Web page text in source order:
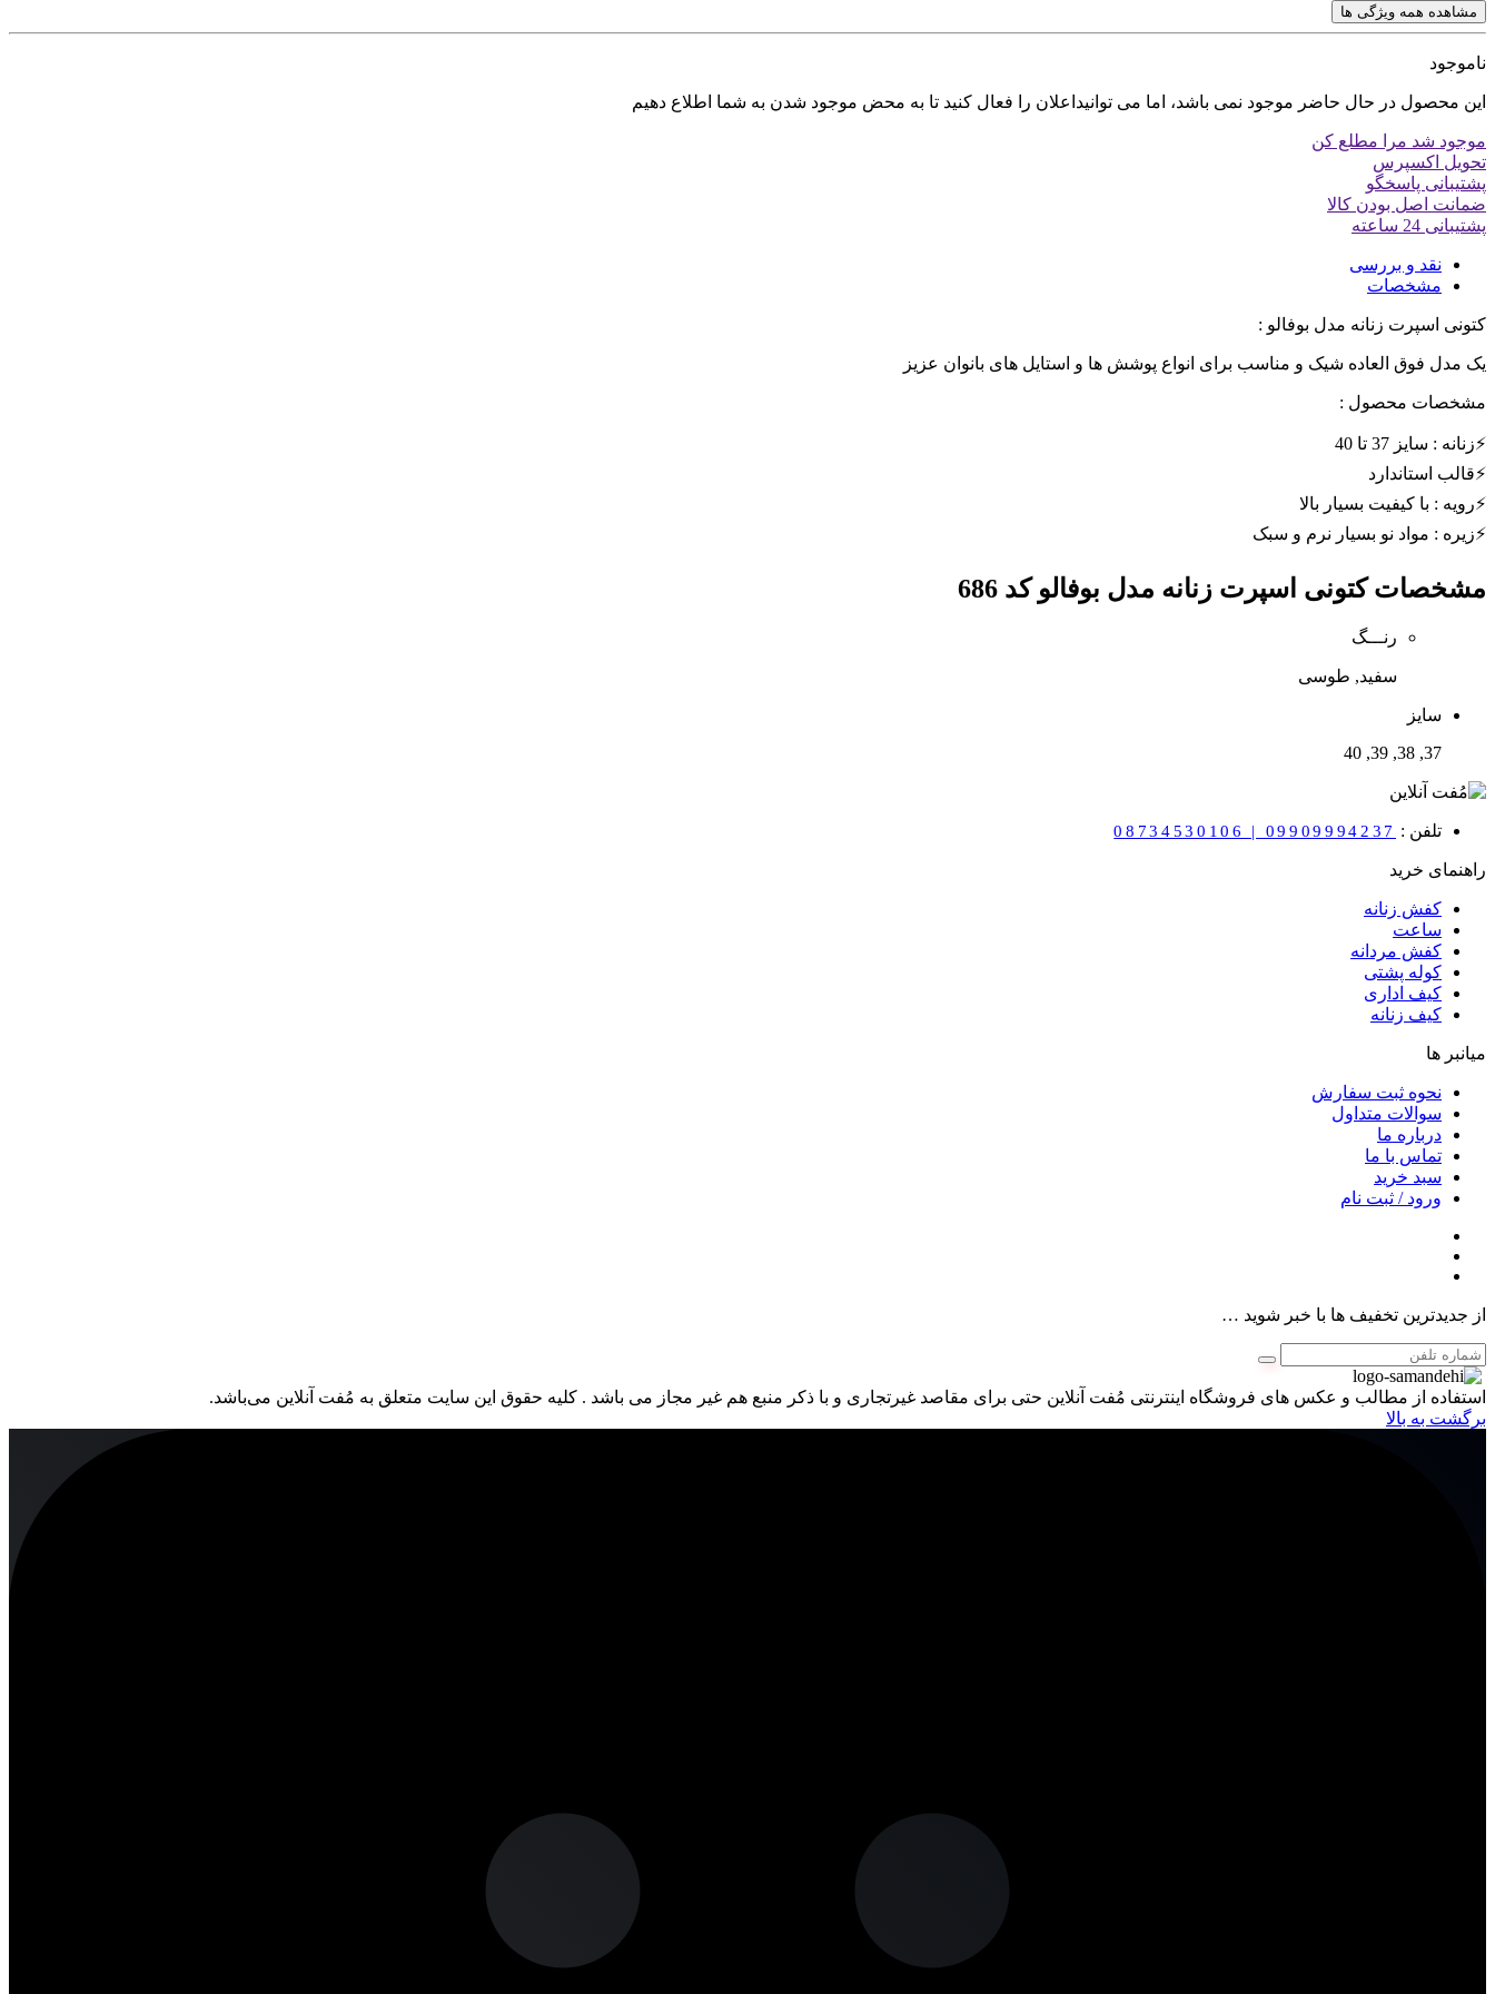
مشاهده همه ویژگی ها
ناموجود
این محصول در حال حاضر موجود نمی باشد، اما می توانیداعلان را فعال کنید تا به محض موجود شدن به شما اطلاع دهیم
موجود شد مرا مطلع کن
تحویل اکسپرس
پشتیبانی پاسخگو
ضمانت اصل بودن کالا
پشتیبانی 24 ساعته
نقد و بررسی
مشخصات
کتونی اسپرت زنانه مدل بوفالو :
یک مدل فوق العاده شیک و مناسب برای انواع پوشش ها و استایل های بانوان عزیز
مشخصات محصول :
⚡️زنانه : سایز 37 تا 40
⚡️قالب استاندارد
⚡️رویه : با کیفیت بسیار بالا
⚡️زیره : مواد نو بسیار نرم و سبک
مشخصاتکتونی اسپرت زنانه مدل بوفالو کد 686
رنـــگ
سفید, طوسی
سایز
37, 38, 39, 40
تلفن : 08734530106 | 09909994237
راهنمای خرید
کفش زنانه
ساعت
کفش مردانه
کوله پشتی
کیف اداری
کیف زنانه
میانبر ها
نحوه ثبت سفارش
سوالات متداول
درباره ما
تماس با ما
سبد خرید
ورود / ثبت نام
از جدیدترین تخفیف ها با خبر شوید …
استفاده از مطالب و عکس های فروشگاه اینترنتی مُفت آنلاین حتی برای مقاصد غیرتجاری و با ذکر منبع هم غیر مجاز می باشد . کلیه حقوق این سایت متعلق به مُفت آنلاین می‌باشد.
برگشت به بالا